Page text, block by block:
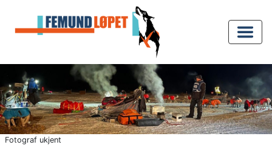
Fotograf ukjent